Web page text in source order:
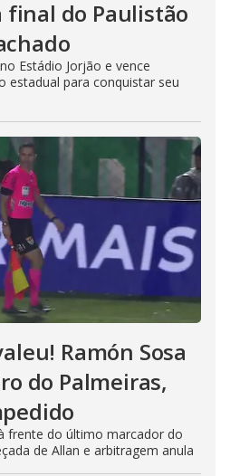
final do Paulistão
Estádio Jorjão e vence
estadual para conquistar seu
Ramón Sosa
do Palmeiras,
frente do último marcador do
de Allan e arbitragem anula